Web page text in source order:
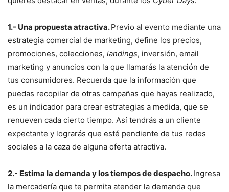
1.- Una propuesta atractiva.Previo al evento mediante una
estrategia comercial de marketing, define los precios,
promociones, colecciones, landings, inversión, email
marketing y anuncios con la que llamarás la atención de
tus consumidores. Recuerda que la información que
puedas recopilar de otras campañas que hayas realizado,
es un indicador para crear estrategias a medida, que se
renueven cada cierto tiempo. Así tendrás a un cliente
expectante y lograrás que esté pendiente de tus redes
sociales a la caza de alguna oferta atractiva.
2.- Estima la demanda y los tiempos de despacho.Ingresa
la mercadería que te permita atender la demanda que